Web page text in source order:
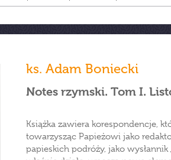
ks. Adam Boniecki
Notes rzymski. Tom I.
Książka zawiera korespondencje,
towarzysząc Papieżowi jako
papieskich podróży, jako